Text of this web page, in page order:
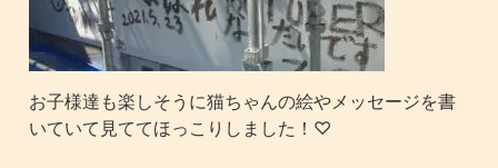
お子様達も楽しそうに猫ちゃんの絵やメッセージを書
いていて見ててほっこりしました！♡